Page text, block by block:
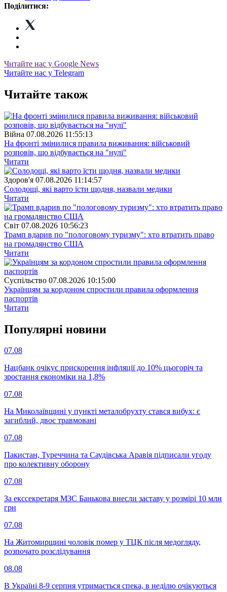
Поділитися:
Читайте нас у Google News
Читайте нас у Telegram
Читайте також
Війна 07.08.2026 11:55:13
На фронті змінилися правила виживання: військовий
розповів, що відбувається на "нулі"
Читати
Здоров'я 07.08.2026 11:14:57
Солодощі, які варто їсти щодня, назвали медики
Читати
Свiт 07.08.2026 10:56:23
Трамп вдарив по "пологовому туризму": хто втратить право
на громадянство США
Читати
Суспiльство 07.08.2026 10:15:00
Українцям за кордоном спростили правила оформлення
паспортів
Читати
Популярнi новини
07.08
Нацбанк очікує прискорення інфляції до 10% цьогоріч та
зростання економіки на 1,8%
07.08
На Миколаївщині у пункті металобрухту стався вибух: є
загиблий, двоє травмовані
07.08
Пакистан, Туреччина та Саудівська Аравія підписали угоду
про колективну оборону
07.08
За екссекретаря МЗС Банькова внесли заставу у розмірі 10 млн
грн
07.08
На Житомирщині чоловік помер у ТЦК після медогляду,
розпочато розслідування
08.08
В Україні 8-9 серпня утримається спека, в неділю очікуються